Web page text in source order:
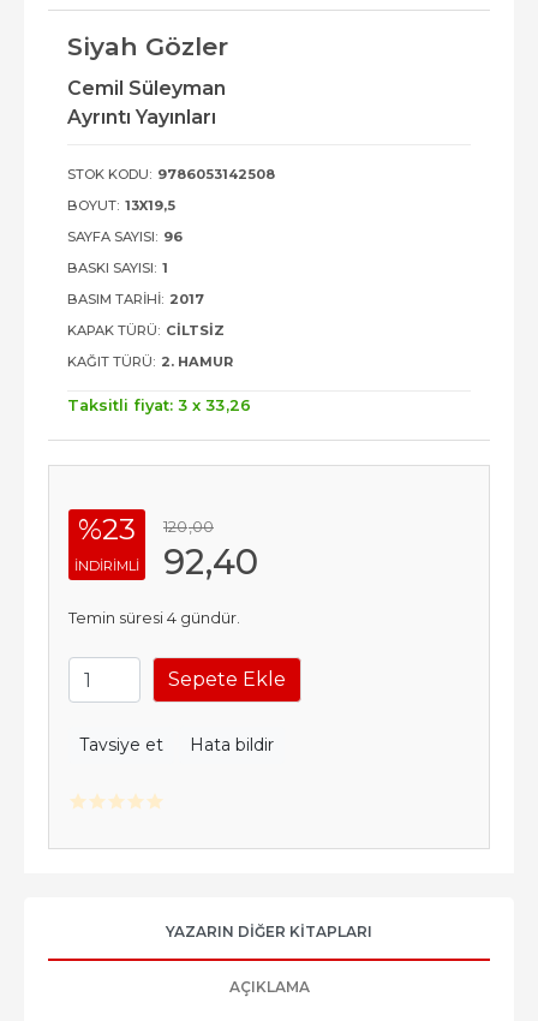
Siyah Gözler
Cemil Süleyman
Ayrıntı Yayınları
STOK KODU: 9786053142508
BOYUT: 13X19,5
SAYFA SAYISI: 96
BASKI SAYISI: 1
BASIM TARIHI: 2017
KAPAK TÜRÜ: CILTSIZ
KAĞIT TÜRÜ: 2. HAMUR
Taksitli fiyat: 3 x 33,26
%23
INDIRIMLI
120,00
92,40
Temin süresi 4 gündür.
Sepete Ekle
Tavsiye et Hata bildir
YAZARIN DIĞER KITAPLARI
AÇIKLAMA